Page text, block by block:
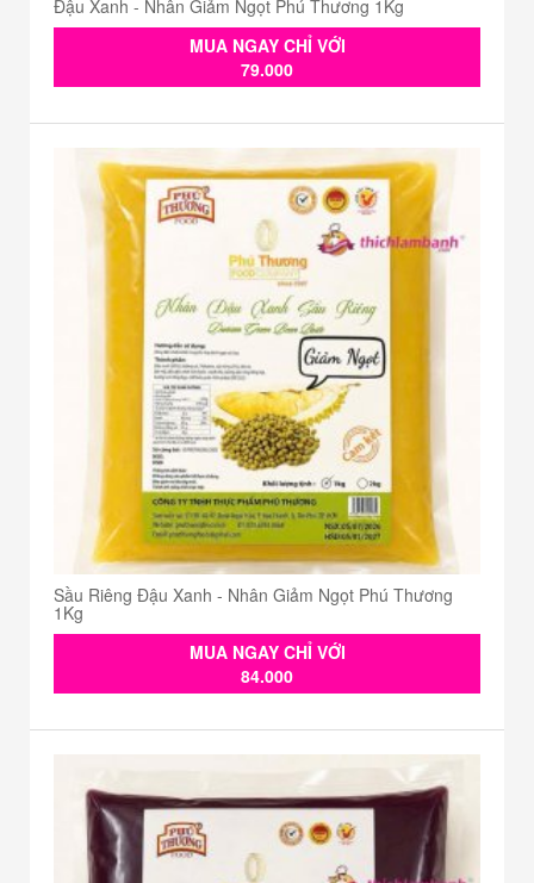
Đậu Xanh - Nhân Giảm Ngọt Phú Thương 1Kg
MUA NGAY CHỈ VỚI
79.000
Sầu Riêng Đậu Xanh - Nhân Giảm Ngọt Phú Thương
1Kg
MUA NGAY CHỈ VỚI
84.000